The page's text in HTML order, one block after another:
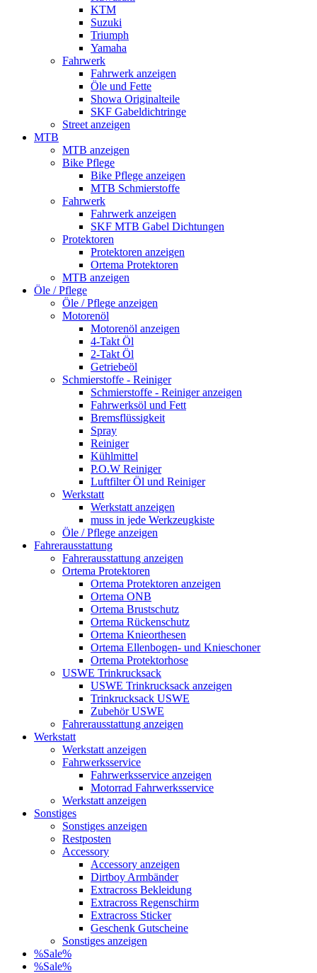
KTM
Suzuki
Triumph
Yamaha
Fahrwerk
Fahrwerk anzeigen
Öle und Fette
Showa Originalteile
SKF Gabeldichtringe
Street anzeigen
MTB
MTB anzeigen
Bike Pflege
Bike Pflege anzeigen
MTB Schmierstoffe
Fahrwerk
Fahrwerk anzeigen
SKF MTB Gabel Dichtungen
Protektoren
Protektoren anzeigen
Ortema Protektoren
MTB anzeigen
Öle / Pflege
Öle / Pflege anzeigen
Motorenöl
Motorenöl anzeigen
4-Takt Öl
2-Takt Öl
Getriebeöl
Schmierstoffe - Reiniger
Schmierstoffe - Reiniger anzeigen
Fahrwerksöl und Fett
Bremsflüssigkeit
Spray
Reiniger
Kühlmittel
P.O.W Reiniger
Luftfilter Öl und Reiniger
Werkstatt
Werkstatt anzeigen
muss in jede Werkzeugkiste
Öle / Pflege anzeigen
Fahrerausstattung
Fahrerausstattung anzeigen
Ortema Protektoren
Ortema Protektoren anzeigen
Ortema ONB
Ortema Brustschutz
Ortema Rückenschutz
Ortema Knieorthesen
Ortema Ellenbogen- und Knieschoner
Ortema Protektorhose
USWE Trinkrucksack
USWE Trinkrucksack anzeigen
Trinkrucksack USWE
Zubehör USWE
Fahrerausstattung anzeigen
Werkstatt
Werkstatt anzeigen
Fahrwerksservice
Fahrwerksservice anzeigen
Motorrad Fahrwerksservice
Werkstatt anzeigen
Sonstiges
Sonstiges anzeigen
Restposten
Accessory
Accessory anzeigen
Dirtboy Armbänder
Extracross Bekleidung
Extracross Regenschirm
Extracross Sticker
Geschenk Gutscheine
Sonstiges anzeigen
%Sale%
%Sale%